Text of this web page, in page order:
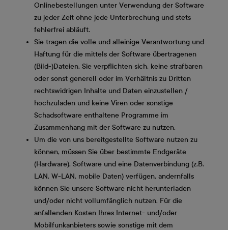
Onlinebestellungen unter Verwendung der Software
zu jeder Zeit ohne jede Unterbrechung und stets
fehlerfrei abläuft.
Sie tragen die volle und alleinige Verantwortung und
Haftung für die mittels der Software übertragenen
(Bild-)Dateien. Sie verpflichten sich, keine strafbaren
oder sonst generell oder im Verhältnis zu Dritten
rechtswidrigen Inhalte und Daten einzustellen /
hochzuladen und keine Viren oder sonstige
Schadsoftware enthaltene Programme im
Zusammenhang mit der Software zu nutzen.
Um die von uns bereitgestellte Software nutzen zu
können, müssen Sie über bestimmte Endgeräte
(Hardware), Software und eine Datenverbindung (z.B.
LAN, W-LAN, mobile Daten) verfügen, andernfalls
können Sie unsere Software nicht herunterladen
und/oder nicht vollumfänglich nutzen. Für die
anfallenden Kosten Ihres Internet- und/oder
Mobilfunkanbieters sowie sonstige mit dem